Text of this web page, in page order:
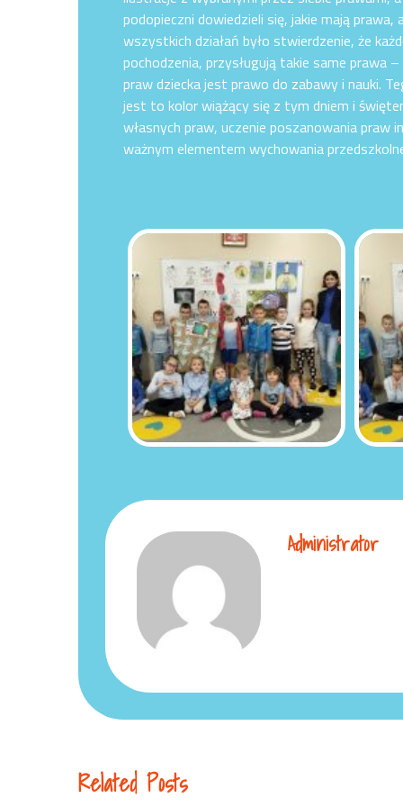
podopieczni dowiedzieli się, jakie mają
wszystkich działań było stwierdzenie, że
pochodzenia, przysługują takie same prawa
praw dziecka jest prawo do zabawy i nauki.
jest to kolor wiążący się z tym dniem i
własnych praw, uczenie poszanowania praw
ważnym elementem wychowania
Administrator
Related Posts